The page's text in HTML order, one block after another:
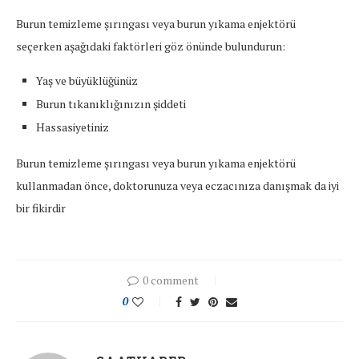
Burun temizleme şırıngası veya burun yıkama enjektörü
seçerken aşağıdaki faktörleri göz önünde bulundurun:
Yaş ve büyüklüğünüz
Burun tıkanıklığınızın şiddeti
Hassasiyetiniz
Burun temizleme şırıngası veya burun yıkama enjektörü
kullanmadan önce, doktorunuza veya eczacınıza danışmak da iyi
bir fikirdir
0 comment
0